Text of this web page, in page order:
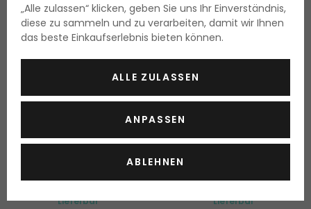
Guerlain Abeille Royale
Double R Renew & Repair
Lieferbar
Medi-Peel Eye Tox Cream
Lieferbar
„Alle zulassen“ klicken, geben Sie uns Ihr Einverständnis,
diese zu sammeln und zu verarbeiten, damit wir Ihnen
das beste Einkaufserlebnis bieten können.
ALLE ZULASSEN
ANPASSEN
ABLEHNEN